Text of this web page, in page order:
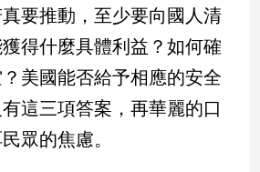
要推動，至少要向國人清
得什麼具體利益？如何確
美國能否給予相應的安全
這三項答案，再華麗的口
眾的焦慮。